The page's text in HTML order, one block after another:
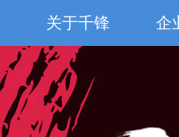
关于千锋 企